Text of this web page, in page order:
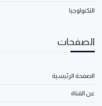
التكنولوجيا
الصفحات
الصفحة الرئيسية
عن القناة